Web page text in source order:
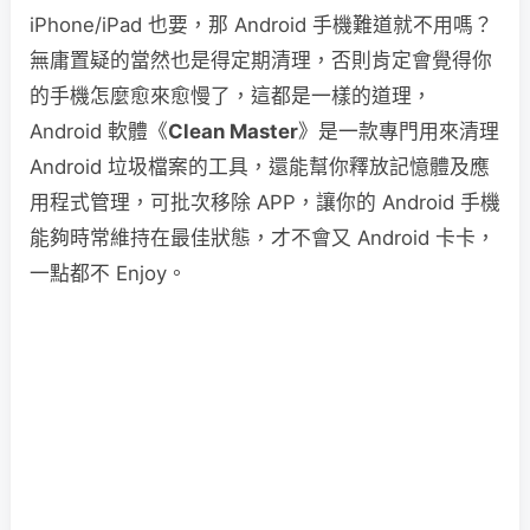
iPhone/iPad 也要，那 Android 手機難道就不用嗎？
無庸置疑的當然也是得定期清理，否則肯定會覺得你
的手機怎麼愈來愈慢了，這都是一樣的道理，
Android 軟體《Clean Master》是一款專門用來清理
Android 垃圾檔案的工具，還能幫你釋放記憶體及應
用程式管理，可批次移除 APP，讓你的 Android 手機
能夠時常維持在最佳狀態，才不會又 Android 卡卡，
一點都不 Enjoy。